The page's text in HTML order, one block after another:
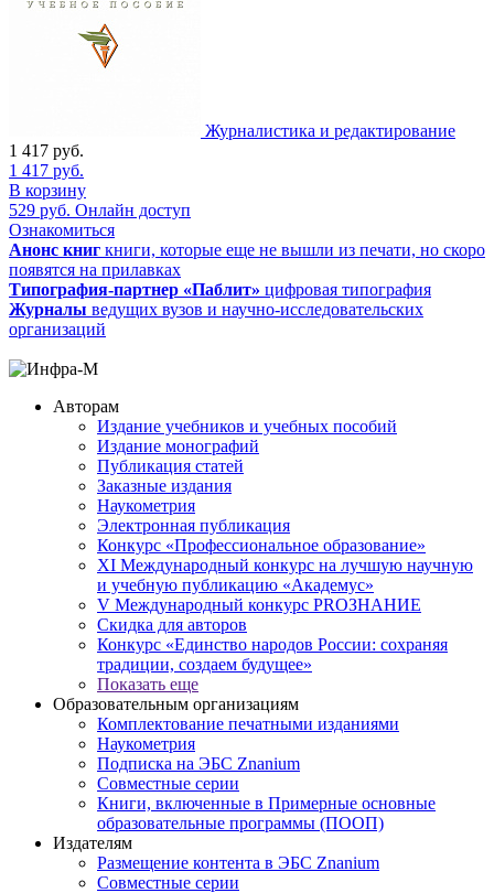
Журналистика и редактирование
1 417 руб.
1 417 руб.
В корзину
529 руб. Онлайн доступ
Ознакомиться
Анонс книг книги, которые еще не вышли из печати, но скоро
появятся на прилавках
Типография-партнер «Паблит» цифровая типография
Журналы ведущих вузов и научно-исследовательских
организаций
Авторам
Издание учебников и учебных пособий
Издание монографий
Публикация статей
Заказные издания
Наукометрия
Электронная публикация
Конкурс «Профессиональное образование»
XI Международный конкурс на лучшую научную
и учебную публикацию «Академус»
V Международный конкурс PROЗНАНИЕ
Скидка для авторов
Конкурс «Единство народов России: сохраняя
традиции, создаем будущее»
Показать еще
Образовательным организациям
Комплектование печатными изданиями
Наукометрия
Подписка на ЭБС Znanium
Совместные серии
Книги, включенные в Примерные основные
образовательные программы (ПООП)
Издателям
Размещение контента в ЭБС Znanium
Совместные серии